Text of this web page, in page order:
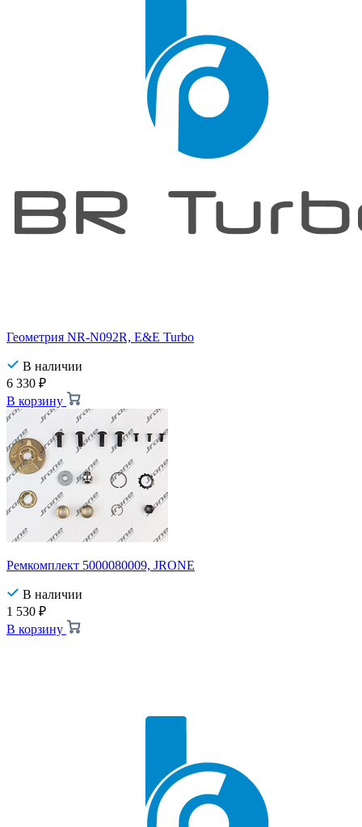
Геометрия NR-N092R, E&E Turbo
В наличии
6 330 ₽
В корзину
Ремкомплект 5000080009, JRONE
В наличии
1 530 ₽
В корзину